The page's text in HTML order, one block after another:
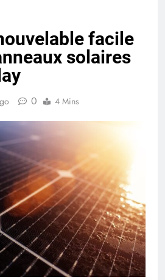
facile
solaires
0 4 Mins